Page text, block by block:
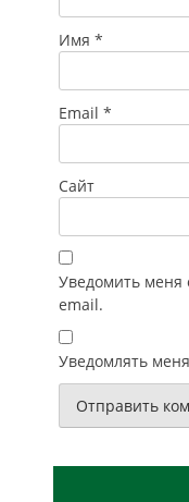
Имя *
Email *
Сайт
Уведомить меня
email.
Уведомлять